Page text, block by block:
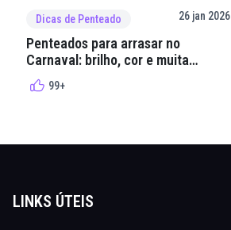
Dicas de Penteado 26 jan 2026
Penteados para arrasar no
Carnaval: brilho, cor e muita
criatividade
99+
LINKS ÚTEIS